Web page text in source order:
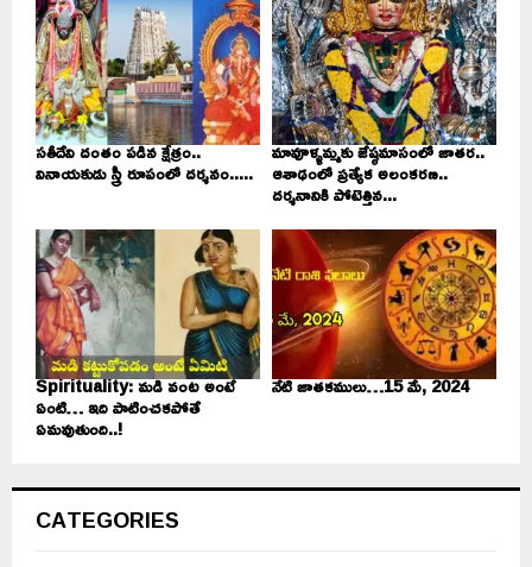
సతీదేవి దంతం పడిన క్షేత్రం..
వినాయకుడు స్త్రీ రూపంలో దర్శనం.....
మావూళ్ళమ్మకు జేష్ఠమాసంలో జాతర..
ఆశాఢంలో ప్రత్యేక అలంకరణ..
దర్శనానికి పోటెత్తిన...
Spirituality: మడి వంట అంటే
ఏంటి… ఇది పాటించకపోతే
ఏమవుతుంది..!
నేటి జాతకములు…15 మే, 2024
CATEGORIES